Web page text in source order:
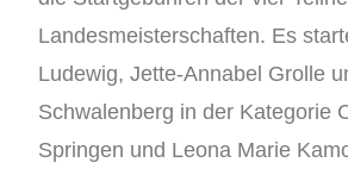
Landesmeisterschaften. Es
Ludewig, Jette-Annabel Grolle
Schwalenberg in der Kategorie
Springen und Leona Marie